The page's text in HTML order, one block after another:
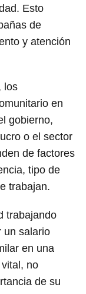
Esto
de
y atención
los
en
gobierno,
o el sector
de factores
tipo de
trabajan.
trabajando
un salario
en una
no
de su